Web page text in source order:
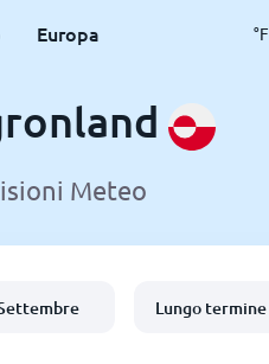
Europa °F
Meteo
Lungo termine